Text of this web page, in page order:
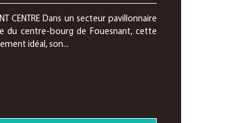
CENTRE Dans un secteur pavillonnaire
du centre-bourg de Fouesnant, cette
idéal, son...